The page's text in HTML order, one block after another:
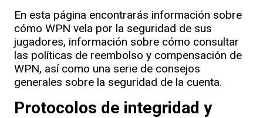
En esta página encontrarás información sobre
cómo WPN vela por la seguridad de sus
jugadores, información sobre cómo consultar
las políticas de reembolso y compensación de
WPN, así como una serie de consejos
generales sobre la seguridad de la cuenta.
Protocolos de integridad y